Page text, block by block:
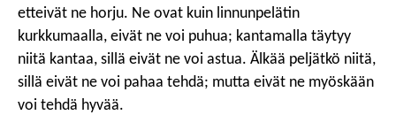
etteivät ne horju. Ne ovat kuin linnunpelätin
kurkkumaalla, eivät ne voi puhua; kantamalla täytyy
niitä kantaa, sillä eivät ne voi astua. Älkää peljätkö niitä,
sillä eivät ne voi pahaa tehdä; mutta eivät ne myöskään
voi tehdä hyvää.